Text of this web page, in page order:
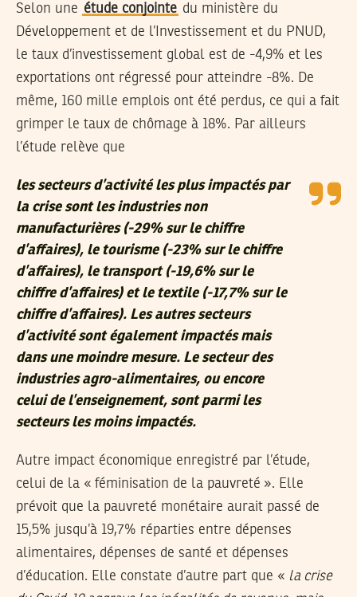
Selon une étude conjointe du ministère du
Développement et de l’Investissement et du PNUD,
le taux d’investissement global est de -4,9% et les
exportations ont régressé pour atteindre -8%. De
même, 160 mille emplois ont été perdus, ce qui a fait
grimper le taux de chômage à 18%. Par ailleurs
l’étude relève que
les secteurs d’activité les plus impactés par
la crise sont les industries non
manufacturières (-29% sur le chiffre
d’affaires), le tourisme (-23% sur le chiffre
d’affaires), le transport (-19,6% sur le
chiffre d’affaires) et le textile (-17,7% sur le
chiffre d’affaires). Les autres secteurs
d’activité sont également impactés mais
dans une moindre mesure. Le secteur des
industries agro-alimentaires, ou encore
celui de l’enseignement, sont parmi les
secteurs les moins impactés.
Autre impact économique enregistré par l’étude,
celui de la « féminisation de la pauvreté ». Elle
prévoit que la pauvreté monétaire aurait passé de
15,5% jusqu’à 19,7% réparties entre dépenses
alimentaires, dépenses de santé et dépenses
d’éducation. Elle constate d’autre part que « la crise